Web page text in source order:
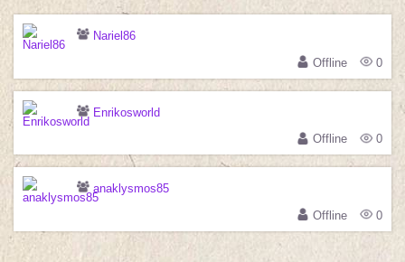
Nariel86
Offline
0
Enrikosworld
Offline
0
anaklysmos85
Offline
0